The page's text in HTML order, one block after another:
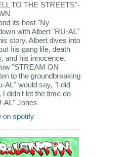
TO THE STREETS"-
its host "Ny
with Albert "RU-AL"
story. Albert dives into
his gang life, death
and his innocence.
"STREAM ON
to the groundbreaking
AL" would say, "I did
didn't let the time do
AL" Jones
on spotify